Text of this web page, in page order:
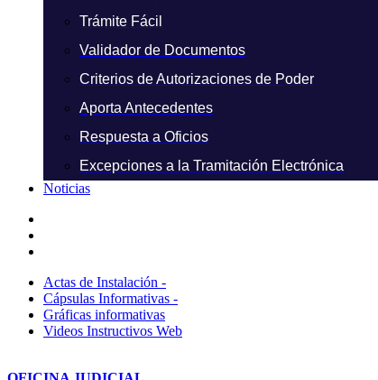
Trámite Fácil
Validador de Documentos
Criterios de Autorizaciones de Poder
Aporta Antecedentes
Respuesta a Oficios
Excepciones a la Tramitación Electrónica
Noticias
Actas de Instalación -
Cápsulas Informativas -
Gráficas informativas
Videos Instructivos Web